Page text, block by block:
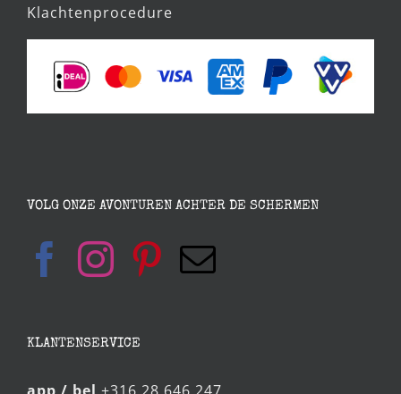
Klachtenprocedure
VOLG ONZE AVONTUREN ACHTER DE SCHERMEN
KLANTENSERVICE